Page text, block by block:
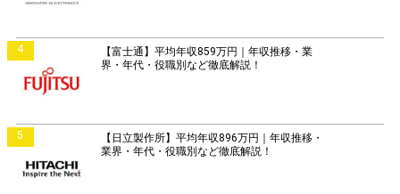
4
【富士通】平均年収859万円｜年収推移・業
界・年代・役職別など徹底解説！
5
【日立製作所】平均年収896万円｜年収推移・
業界・年代・役職別など徹底解説！